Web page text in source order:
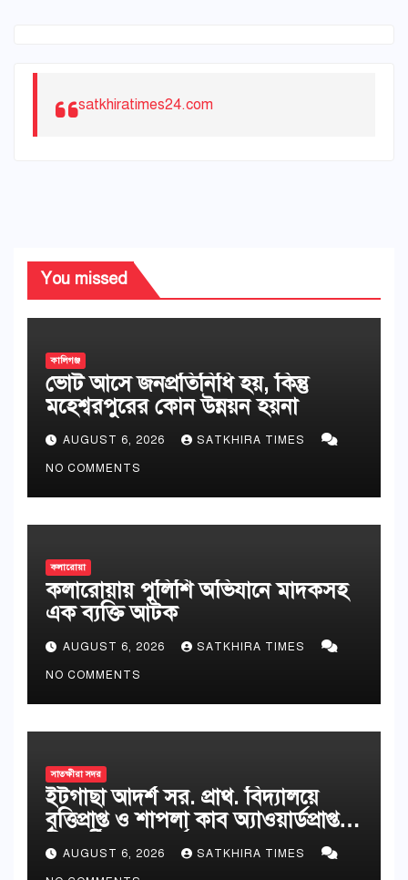
satkhiratimes24.com
You missed
কালিগঞ্জ
ভোট আসে জনপ্রতিনিধি হয়, কিন্তু
মহেশ্বরপুরের কোন উন্নয়ন হয়না
AUGUST 6, 2026 SATKHIRA TIMES
NO COMMENTS
কলারোয়া
কলারোয়ায় পুলিশি অভিযানে মাদকসহ
এক ব্যক্তি আটক
AUGUST 6, 2026 SATKHIRA TIMES
NO COMMENTS
সাতক্ষীরা সদর
ইটগাছা আদর্শ সর. প্রাথ. বিদ্যালয়ে
বৃত্তিপ্রাপ্ত ও শাপলা কাব অ্যাওয়ার্ডপ্রাপ্ত
শিক্ষার্থীদের সংবর্ধনা
AUGUST 6, 2026 SATKHIRA TIMES